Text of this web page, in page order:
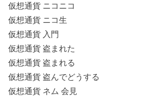
仮想通貨 ニコニコ
仮想通貨 ニコ生
仮想通貨 入門
仮想通貨 盗まれた
仮想通貨 盗まれる
仮想通貨 盗んでどうする
仮想通貨 ネム 会見